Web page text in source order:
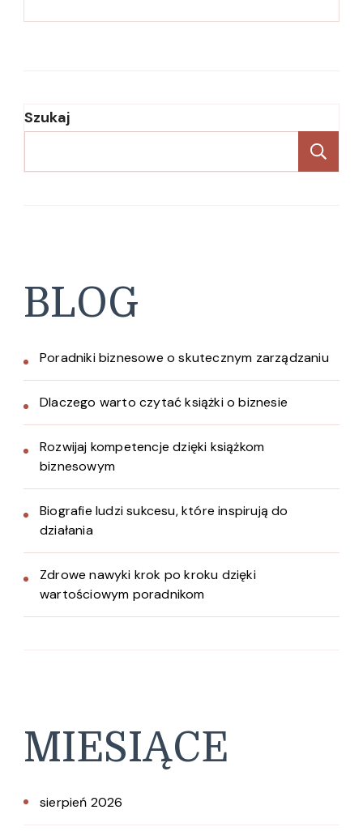
Szukaj
BLOG
Poradniki biznesowe o skutecznym zarządzaniu
Dlaczego warto czytać książki o biznesie
Rozwijaj kompetencje dzięki książkom
biznesowym
Biografie ludzi sukcesu, które inspirują do
działania
Zdrowe nawyki krok po kroku dzięki
wartościowym poradnikom
MIESIĄCE
sierpień 2026